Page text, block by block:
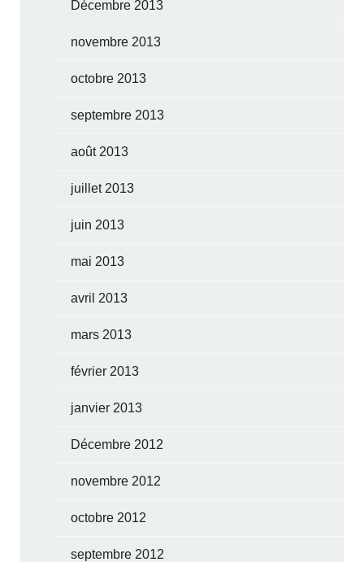
Décembre 2013
novembre 2013
octobre 2013
septembre 2013
août 2013
juillet 2013
juin 2013
mai 2013
avril 2013
mars 2013
février 2013
janvier 2013
Décembre 2012
novembre 2012
octobre 2012
septembre 2012